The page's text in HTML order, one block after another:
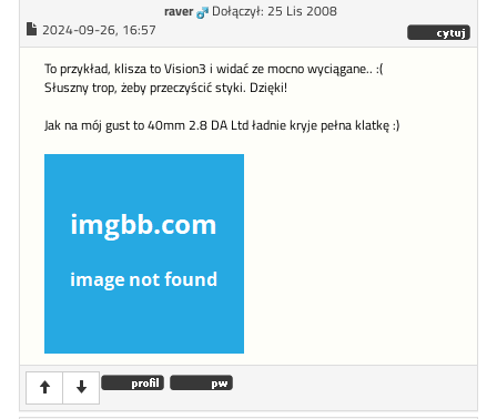
raver
Dołączył: 25 Lis 2008
2024-09-26, 16:57
To przykład, klisza to Vision3 i widać ze mocno wyciągane.. :(
Słuszny trop, żeby przeczyścić styki. Dzięki!
Jak na mój gust to 40mm 2.8 DA Ltd ładnie kryje pełna klatkę :)